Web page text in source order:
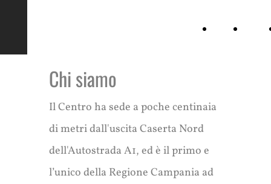
Chi siamo
Il Centro ha sede a poche centinaia
di metri dall'uscita Caserta Nord
dell'Autostrada A1, ed è il primo e
l’unico della Regione Campania ad